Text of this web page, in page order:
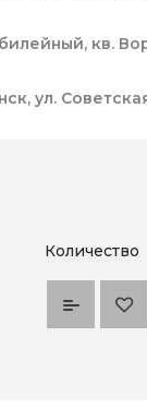
кв.
ул.
Количество